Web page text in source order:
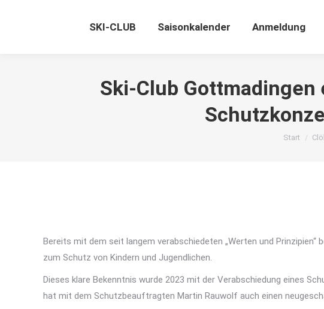
SKI-CLUB Saisonkalender Anmeldung
Ski-Club
Sie
Start
Bereits mit dem seit langem verabschiedeten „Werten und
zum Schutz von Kindern und Jugendlichen.
Dieses klare Bekenntnis wurde 2023 mit der Verabschiedung eines
hat mit dem Schutzbeauftragten Martin Rauwolf auch einen